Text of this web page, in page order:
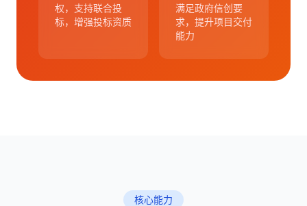
权，支持联合投
标，增强投标资质
满足政府信创要
求，提升项目交付
能力
核心能力